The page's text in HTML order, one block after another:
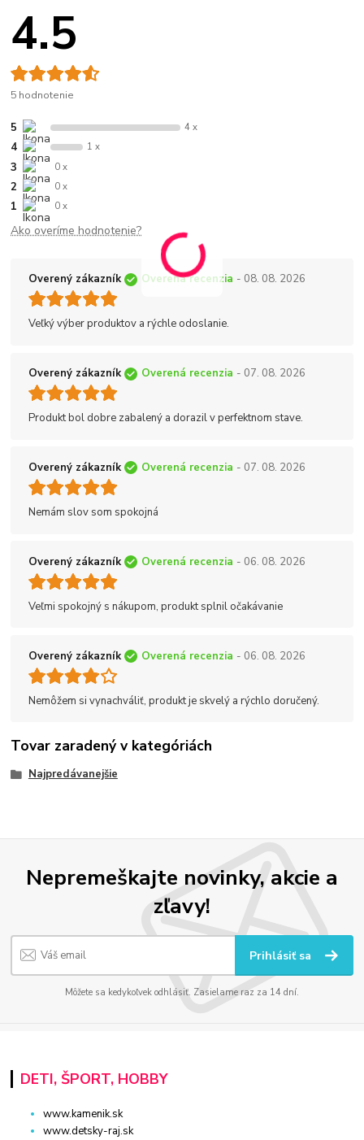
4.5
5 hodnotenie
5 4 x
4 1 x
3 0 x
2 0 x
1 0 x
Ako overíme hodnotenie?
Overený zákazník Overená recenzia - 08. 08. 2026
Veľký výber produktov a rýchle odoslanie.
Overený zákazník Overená recenzia - 07. 08. 2026
Produkt bol dobre zabalený a dorazil v perfektnom stave.
Overený zákazník Overená recenzia - 07. 08. 2026
Nemám slov som spokojná
Overený zákazník Overená recenzia - 06. 08. 2026
Veľmi spokojný s nákupom, produkt splnil očakávanie
Overený zákazník Overená recenzia - 06. 08. 2026
Nemôžem si vynachváliť, produkt je skvelý a rýchlo doručený.
Tovar zaradený v kategóriách
Najpredávanejšie
Nepremeškajte novinky, akcie a
zľavy!
Prihlásiť sa
Môžete sa kedykoľvek odhlásiť. Zasielame raz za 14 dní.
DETI, ŠPORT, HOBBY
www.kamenik.sk
www.detsky-raj.sk